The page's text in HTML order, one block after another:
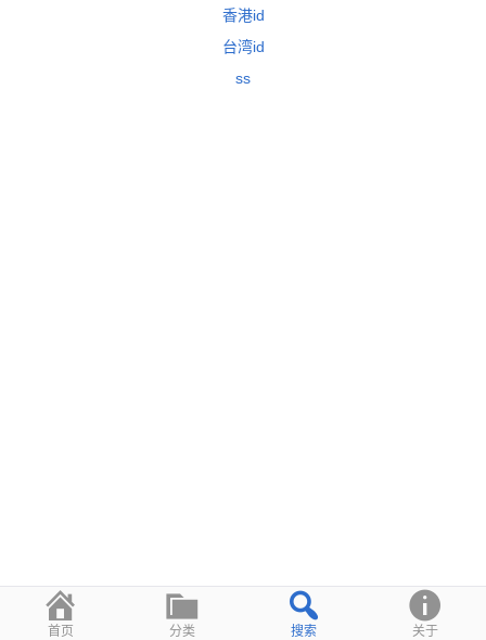
香港id
台湾id
ss
首页 分类 搜索 关于